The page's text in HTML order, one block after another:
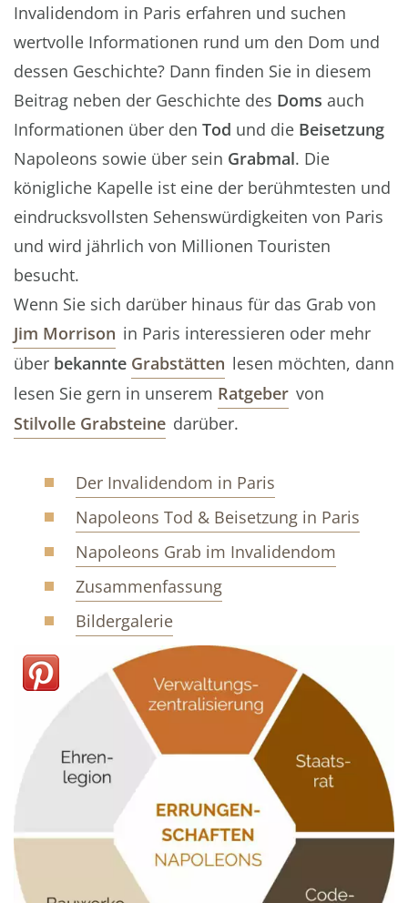
Invalidendom in Paris erfahren und suchen
wertvolle Informationen rund um den Dom und
dessen Geschichte? Dann finden Sie in diesem
Beitrag neben der Geschichte des Doms auch
Informationen über den Tod und die Beisetzung
Napoleons sowie über sein Grabmal. Die
königliche Kapelle ist eine der berühmtesten und
eindrucksvollsten Sehenswürdigkeiten von Paris
und wird jährlich von Millionen Touristen
besucht.
Wenn Sie sich darüber hinaus für das Grab von
Jim Morrison in Paris interessieren oder mehr
über bekannte Grabstätten lesen möchten, dann
lesen Sie gern in unserem Ratgeber von
Stilvolle Grabsteine darüber.
Der Invalidendom in Paris
Napoleons Tod & Beisetzung in Paris
Napoleons Grab im Invalidendom
Zusammenfassung
Bildergalerie